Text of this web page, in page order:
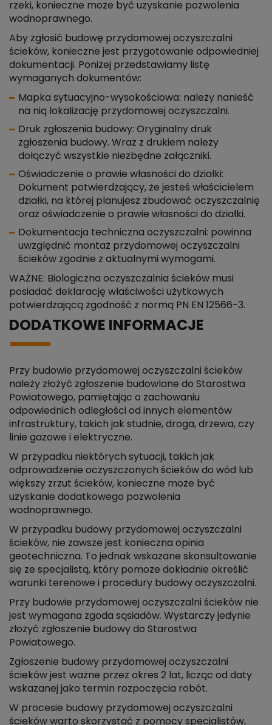
rzeki, konieczne może być uzyskanie pozwolenia
wodnoprawnego.
Aby zgłosić budowę przydomowej oczyszczalni
ścieków, konieczne jest przygotowanie odpowiedniej
dokumentacji. Poniżej przedstawiamy listę
wymaganych dokumentów:
Mapka sytuacyjno-wysokościowa: należy nanieść
na nią lokalizację przydomowej oczyszczalni.
Druk zgłoszenia budowy: Oryginalny druk
zgłoszenia budowy. Wraz z drukiem należy
dołączyć wszystkie niezbędne załączniki.
Oświadczenie o prawie własności do działki:
Dokument potwierdzający, że jesteś właścicielem
działki, na której planujesz zbudować oczyszczalnię
oraz oświadczenie o prawie własności do działki.
Dokumentacja techniczna oczyszczalni: powinna
uwzględnić montaż przydomowej oczyszczalni
ścieków zgodnie z aktualnymi wymogami.
WAŻNE: Biologiczna oczyszczalnia ścieków musi
posiadać deklarację właściwości użytkowych
potwierdzającą zgodność z normą PN EN 12566-3.
DODATKOWE INFORMACJE
Przy budowie przydomowej oczyszczalni ścieków
należy złożyć zgłoszenie budowlane do Starostwa
Powiatowego, pamiętając o zachowaniu
odpowiednich odległości od innych elementów
infrastruktury, takich jak studnie, droga, drzewa, czy
linie gazowe i elektryczne.
W przypadku niektórych sytuacji, takich jak
odprowadzenie oczyszczonych ścieków do wód lub
większy zrzut ścieków, konieczne może być
uzyskanie dodatkowego pozwolenia
wodnoprawnego.
W przypadku budowy przydomowej oczyszczalni
ścieków, nie zawsze jest konieczna opinia
geotechniczna. To jednak wskazane skonsultowanie
się ze specjalistą, który pomoże dokładnie określić
warunki terenowe i procedury budowy oczyszczalni.
Przy budowie przydomowej oczyszczalni ścieków nie
jest wymagana zgoda sąsiadów. Wystarczy jedynie
złożyć zgłoszenie budowy do Starostwa
Powiatowego.
Zgłoszenie budowy przydomowej oczyszczalni
ścieków jest ważne przez okres 2 lat, licząc od daty
wskazanej jako termin rozpoczęcia robót.
W procesie budowy przydomowej oczyszczalni
ścieków warto skorzystać z pomocy specjalistów,